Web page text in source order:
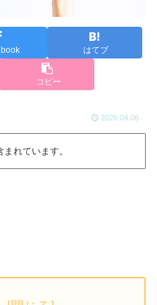
はてブ
コピー
2026.04.06
れています。